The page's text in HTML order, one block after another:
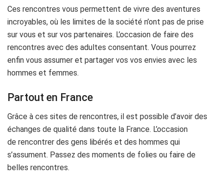
Ces rencontres vous permettent de vivre des aventures
incroyables, où les limites de la société n’ont pas de prise
sur vous et sur vos partenaires. L’occasion de faire des
rencontres avec des adultes consentant. Vous pourrez
enfin vous assumer et partager vos vos envies avec les
hommes et femmes.
Partout en France
Grâce à ces sites de rencontres, il est possible d’avoir des
échanges de qualité dans toute la France. L’occasion
de rencontrer des gens libérés et des hommes qui
s’assument. Passez des moments de folies ou faire de
belles rencontres.